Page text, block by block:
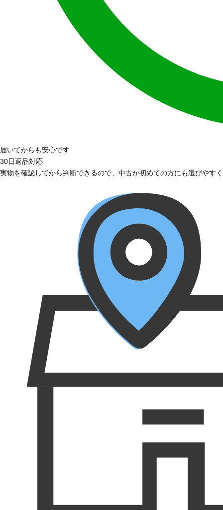
届いてからも安心です
30日返品対応
実物を確認してから判断できるので、中古が初めての方にも選びやす